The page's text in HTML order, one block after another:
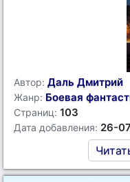
Автор: Даль Дмитрий
Жанр: Боевая
Страниц: 103
Дата добавления: 26-